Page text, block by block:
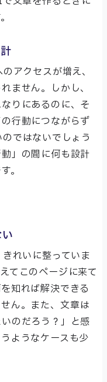
アクセスが増え、
ません。しかし、
りにあるのに、そ
行動につながらず
ではないでしょう
」の間に何も設計
。
れいに整っていま
てこのページに来て
知れば解決できる
ん。また、文章は
のだろう？」と感
ようなケースも少